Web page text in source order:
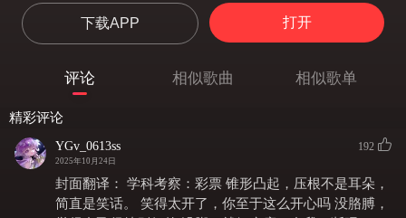
早晨到来
But it's just empty
可这毫无意义
在我身边
I just can't wake up
我无法清醒
下载APP 打开
评论 相似歌曲 相似歌单
精彩评论
YGv_0613ss
2025年10月24日
192
封面翻译： 学科考察：彩票 锥形凸起，压根不是耳朵，
简直是笑话。 笑得太开了，你至于这么开心吗 没胳膊，